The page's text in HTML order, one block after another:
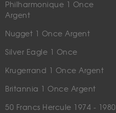
Philharmonique 1 Once
Argent
Nugget 1 Once Argent
Silver Eagle 1 Once
Krugerrand 1 Once Argent
Britannia 1 Once Argent
50 Francs Hercule 1974 - 1980